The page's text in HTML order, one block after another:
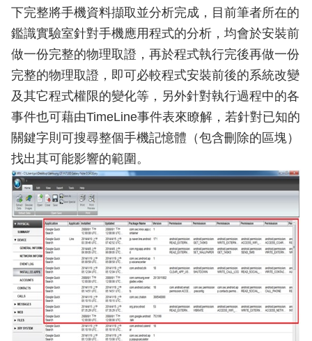
下完整將手機資料擷取並分析完成，目前筆者所在的
鑑識實驗室針對手機應用程式的分析，均會於安裝前
做一份完整的物理取證，再於程式執行完後再做一份
完整的物理取證，即可必較程式安裝前後的系統改變
及其它程式權限的變化等，另外針對執行過程中的各
事件也可藉由TimeLine事件表來瞭解，若針對已知的
關鍵字則可搜尋整個手機記憶體（包含刪除的區塊）
找出其可能影響的範圍。